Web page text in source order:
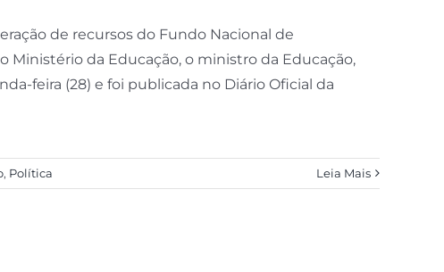
de recursos do Fundo Nacional de
Ministério da Educação, o ministro da Educação,
feira (28) e foi publicada no Diário Oficial da
, Política Leia Mais